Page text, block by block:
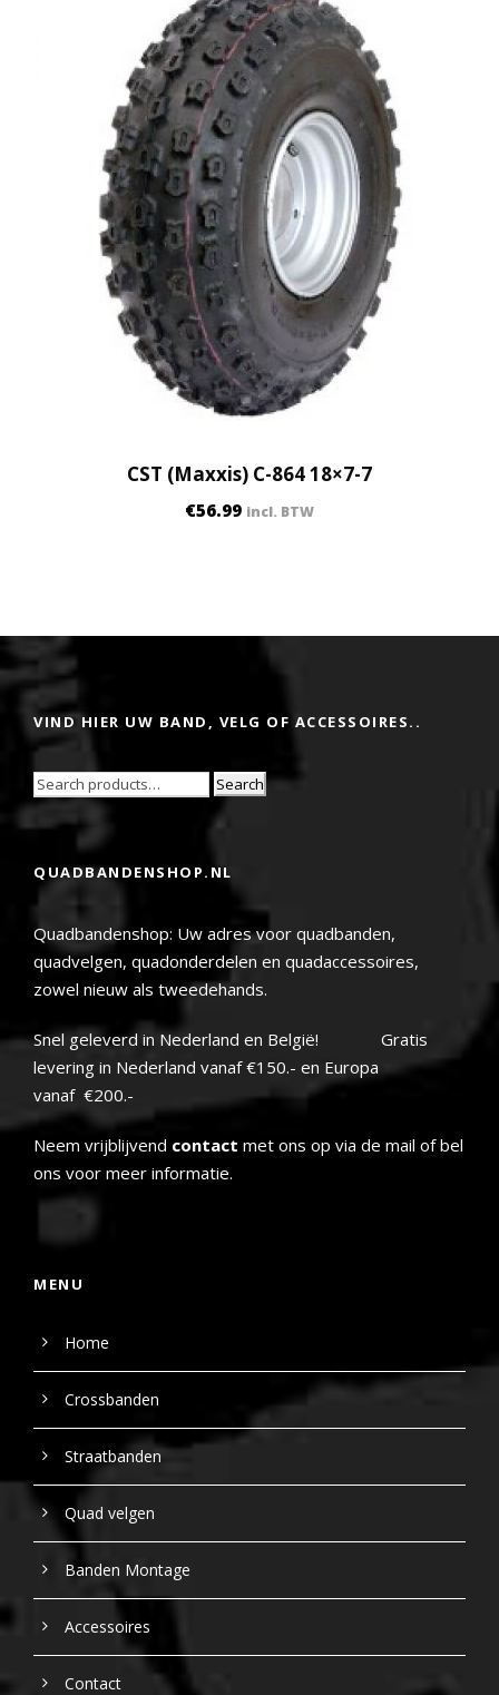
CST (Maxxis) C-864 18×7-7
€56.99 incl. BTW
VIND HIER UW BAND, VELG OF ACCESSOIRES..
Search
QUADBANDENSHOP.NL
Quadbandenshop: Uw adres voor quadbanden,
quadvelgen, quadonderdelen en quadaccessoires,
zowel nieuw als tweedehands.
Snel geleverd in Nederland en België! Gratis
levering in Nederland vanaf €150.- en Europa
vanaf €200.-
Neem vrijblijvend contact met ons op via de mail of bel
ons voor meer informatie.
MENU
Home
Crossbanden
Straatbanden
Quad velgen
Banden Montage
Accessoires
Contact